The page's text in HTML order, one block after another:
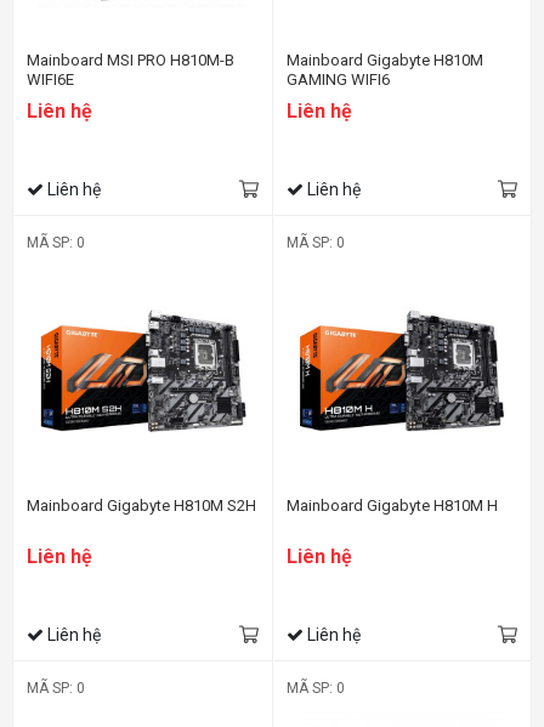
Mainboard MSI PRO H810M-B
WIFI6E
Liên hệ
Liên hệ
Mainboard Gigabyte H810M
GAMING WIFI6
Liên hệ
Liên hệ
MÃ SP: 0
Mainboard Gigabyte H810M S2H
Liên hệ
Liên hệ
MÃ SP: 0
Mainboard Gigabyte H810M H
Liên hệ
Liên hệ
MÃ SP: 0 MÃ SP: 0